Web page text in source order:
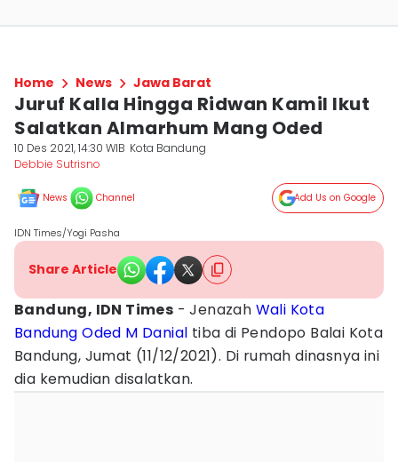
Home News Jawa Barat
Juruf Kalla Hingga Ridwan Kamil Ikut
Salatkan Almarhum Mang Oded
10 Des 2021, 14:30 WIB Kota Bandung
Debbie Sutrisno
News Channel Add Us on Google
IDN Times/Yogi Pasha
Share Article
Bandung, IDN Times - Jenazah Wali Kota
Bandung Oded M Danial tiba di Pendopo Balai Kota
Bandung, Jumat (11/12/2021). Di rumah dinasnya ini
dia kemudian disalatkan.